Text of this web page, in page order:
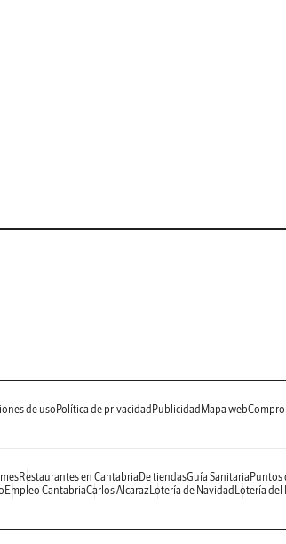
de usoPolítica de privacidad Publicidad Mapa web
Restaurantes en Cantabria De tiendasGuía Sanitaria Puntos
Empleo CantabriaCarlos AlcarazLotería de Navidad Lotería del